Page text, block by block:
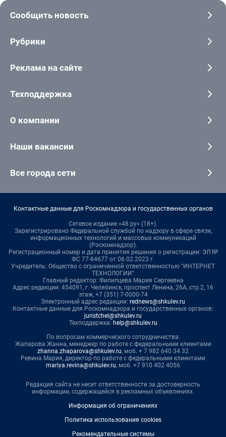
Сообщить новость
Рубрики
Реклама на сайте
Техподдержка
О компании
Наши вакансии
Все города сети
Контактные данные для Роскомнадзора и государственных органов
Сетевое издание «48.ру» (18+).
Зарегистрировано Федеральной службой по надзору в сфере связи,
информационных технологий и массовых коммуникаций
(Роскомнадзор).
Регистрационный номер и дата принятия решения о регистрации: ЭЛ №
ФС 77-84677 от 06.02.2023 г.
Учредитель: Общество с ограниченной ответственностью "ИНТЕРНЕТ
ТЕХНОЛОГИИ"
Главный редактор: Филипцева Мария Сергеевна
Адрес редакции: 454091, г. Челябинск, проспект Ленина, 26А, стр.2, 16
этаж, +7 (351) 7-0000-74
Электронный адрес редакции: rednews@shkulev.ru
Контактные данные для Роскомнадзора и государственных органов:
juristchel@shkulev.ru
Техподдержка: help@shkulev.ru
По вопросам коммерческого сотрудничества:
Жапарова Жанна, менеджер по работе с федеральными клиентами
zhanna.zhaparova@shkulev.ru, моб. + 7 982 640 34 32
Ревина Мария, директор по работе с федеральными клиентами
mariya.revina@shkulev.ru, моб. +7 910 402 4056
Редакция сайта не несет ответственности за достоверность
информации, содержащейся в рекламных объявлениях.
Информация об ограничениях
Политика использования cookies
Рекомендательные системы